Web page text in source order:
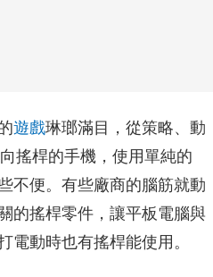
遊戲琳瑯滿目，從策略、動
搖桿的手機，使用單純的
不便。有些廠商的腦筋就動
的搖桿零件，讓平板電腦與
電動時也有搖桿能使用。